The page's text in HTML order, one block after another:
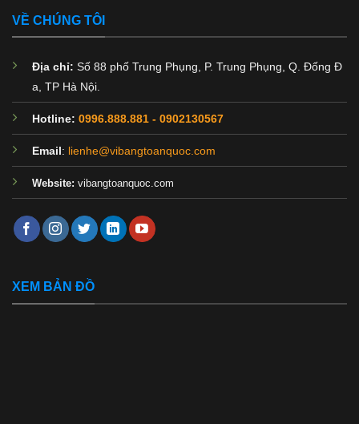
VỀ CHÚNG TÔI
Địa chỉ: Số 88 phố Trung Phụng, P. Trung Phụng, Q. Đống Đ
a, TP Hà Nội.
Hotline: 0996.888.881 - 0902130567
Email: lienhe@vibangtoanquoc.com
Website: vibangtoanquoc.com
XEM BẢN ĐỒ